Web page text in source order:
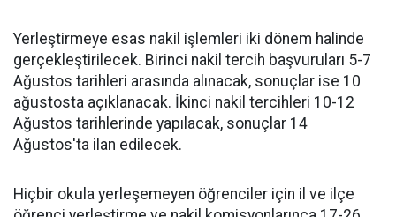
Yerleştirmeye esas nakil işlemleri iki dönem halinde
gerçekleştirilecek. Birinci nakil tercih başvuruları 5-7
Ağustos tarihleri arasında alınacak, sonuçlar ise 10
ağustosta açıklanacak. İkinci nakil tercihleri 10-12
Ağustos tarihlerinde yapılacak, sonuçlar 14
Ağustos'ta ilan edilecek.
Hiçbir okula yerleşemeyen öğrenciler için il ve ilçe